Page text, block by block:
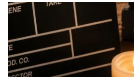
Foto
View on Facebook Share
Arquebisbat de
de Barcelona.
1 week ago